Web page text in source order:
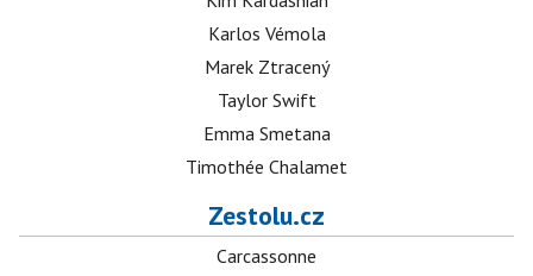
Karlos Vémola
Marek Ztracený
Taylor Swift
Emma Smetana
Timothée Chalamet
Zestolu.cz
Carcassonne